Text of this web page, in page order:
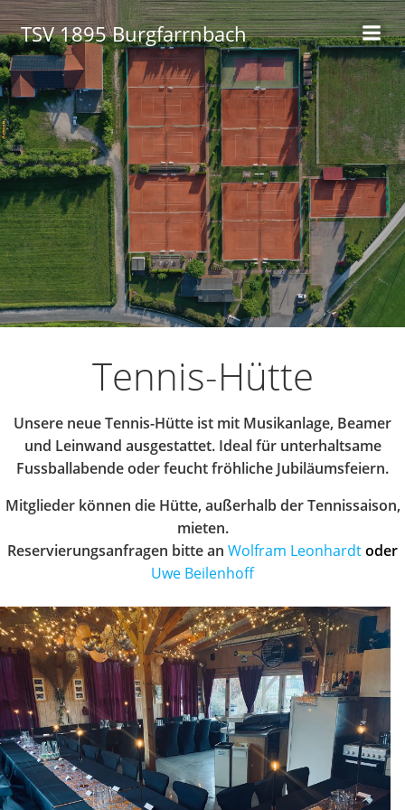
Zum
Inhalt
springen
TSV 1895 Burgfarrnbach
Tennis-Hütte
Unsere neue Tennis-Hütte ist mit Musikanlage, Beamer
und Leinwand ausgestattet. Ideal für unterhaltsame
Fussballabende oder feucht fröhliche Jubiläumsfeiern.
Mitglieder können die Hütte, außerhalb der Tennissaison,
mieten.
Reservierungsanfragen bitte an Wolfram Leonhardtoder
Uwe Beilenhoff